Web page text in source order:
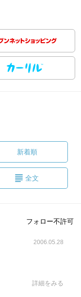
新着順
全文
フォロー不許可
2006.05.28
詳細をみる